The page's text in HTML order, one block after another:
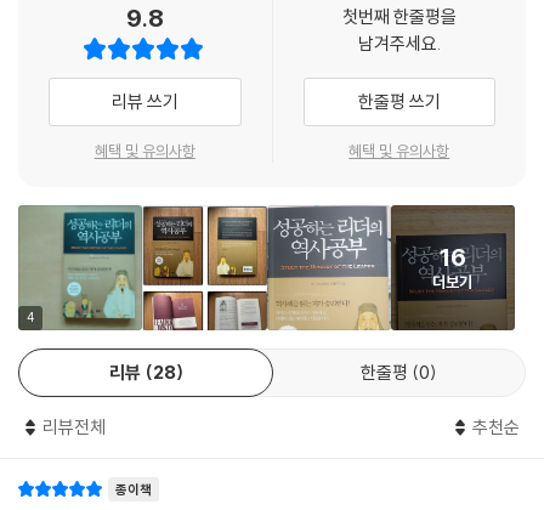
중국 지도자들과 인문학 소양 -시진핑 주석과 고전
시진핑 주석과 사마천(司馬遷)의 《사기(史記)》
진시황의 다른 모습
중국의 우주탐사 프로젝트와 항아(嫦娥) 신화
왜 ‘묵자호(墨子號)’일까
7장. 지식이 해방된 시대
떠오른 금기어, 성 소수자
한비자(韓非子)의 경고
이해관계에 대한 묵자(墨子)의 통찰
‘양지(良知)’와 도덕의 자율
보복과 복수의 경계선에서
호학심사(好學深思)
‘격장술(激將術)’의 경지
상앙은 개혁정책과 그에 따른 법 집행이 백성들로부터 믿음을 얻지 못하는
근본적인 원인을 정확하게 인식하고 있었다. 그는 개혁 주체가 진정성을
갖고 공정하게 일을 처리하면 백성들의 믿음은 절로 따라온다는 것을 확신
했다. 이와 관련하여 그는 이렇게 일갈한다. 중복되지만 다시 한 번 인용해
(“법이 시행되지 않는 것은 위에서부터 법을 어기기 때문이다!”)
무령왕은 자신의 개혁 의지를 무조건 몰아붙이는 ‘순수의 독선’이란 함정
에 빠지지 않고 반대론자들을 설득하고 그들과 타협 해나가면서 개혁을 성
공시켰다. 특히 자신의 인척인 공자 성(成)을 직접 찾아가 진정을 다해 설
득하여 마침내 솔선수범 오랑캐 복장을 입게 하는 절묘한 수순을 밟았다.
설득과 타협은 일방적 양보나 자신의 논리를 포기하는 것이 아니라 성공적
*
과거 속에 미래가 있다!
역사는 현재를 비추는 거울이고, 미래의 길을 제시하는 나침반이다. 위대
한 역사가 사마천은 ‘술왕사(述往事), 지래자(知來者)’라고 했다. ‘지난
이런 점에서 정치를 하든 기업을 경영하든 각계각층의 리더는 반드시 역사
공부를 제대로 해야 한다.
더욱이 지식이 해방된 집단지성의 시대에서 역사공부는 특정한 사람의 전
유물이 결코 아니기 때문에 리더들의 역사에 대한 관심과 공부는 한층 더
심화되어야 할 것이다.
- 〈머리말〉 중에서
다음과 같이 간략하게 살피고 있다
이 책은 지난 10년 동안 이런저런 매체에 기고했던 글과 이번 책을 위해 새
9.8
리뷰 쓰기
혜택 및 유의사항
첫번째 한줄평을
남겨주세요.
한줄평 쓰기
혜택 및 유의사항
4
16
더보기
리뷰 28 한줄평 0
리뷰전체 추천순
종이책